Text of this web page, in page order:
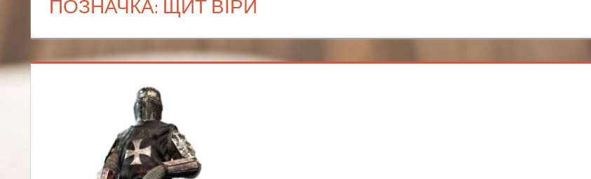
ПОЗНАЧКА: ЩИТ ВІРИ